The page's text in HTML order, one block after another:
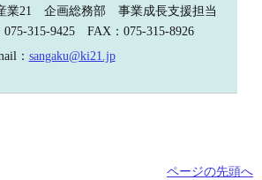
業21 企画総務部 事業成長支援担当
315-9425 FAX：075-315-8926
： sangaku@ki21.jp
ページの先頭へ